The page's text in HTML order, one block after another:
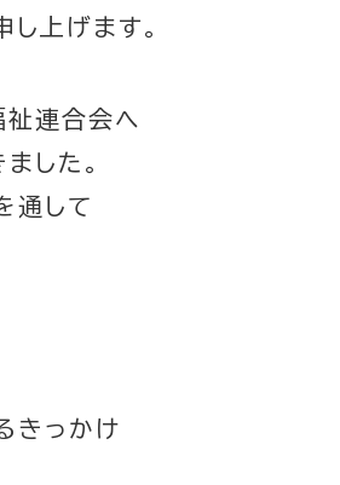
上げます。
祉連合会へ
した。
通して
きっかけ